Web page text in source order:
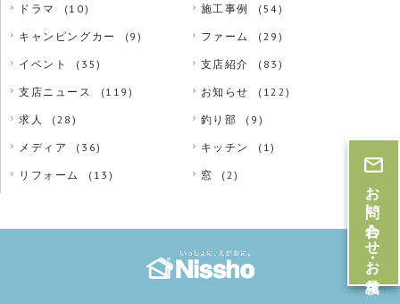
ドラマ (10) 施工事例 (54)
キャンピングカー (9) ファーム (29)
イベント (35) 支店紹介 (83)
支店ニュース (119) お知らせ (122)
求人 (28) 釣り部 (9)
メディア (36) キッチン (1)
リフォーム (13) 窓 (2)
お問い合わせ・お見積